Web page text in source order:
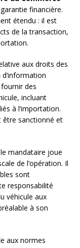
financière.
étendu : il est
de la transaction,
aux droits des
des
incluant
à l’importation.
sanctionné et
mandataire joue
de l’opération. Il
sont
responsabilité
véhicule aux
à son
aux normes